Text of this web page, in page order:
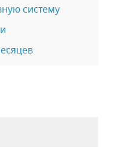
систему